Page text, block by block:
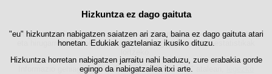
Cookie politika
Webgune honek berezko cookie-ak erabiltzen ditu nabigazioa errazteko
eta hirugarrenen cookie-ak erabilera- eta gogobetetasun-estatistikak
Informazio gehiago lor dezakezu gure "Cookie-ak" atalean,
Hizkuntza ez dago gaituta
"eu" hizkuntzan nabigatzen saiatzen ari zara, baina ez dago gaituta atari
honetan. Edukiak gaztelaniaz ikusiko dituzu.
Hizkuntza horretan nabigatzen jarraitu nahi baduzu, zure erabakia gorde
egingo da nabigatzailea itxi arte.
Edukira salto egin